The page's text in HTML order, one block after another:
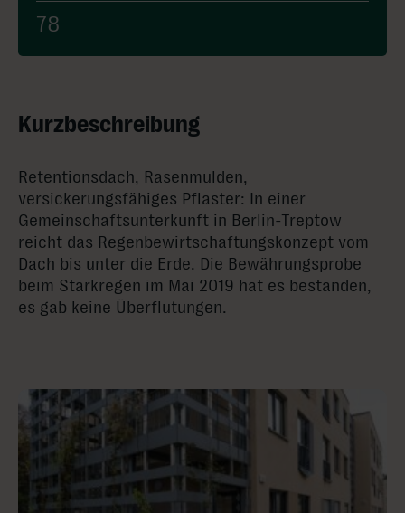
78
Kurzbeschreibung
Retentionsdach, Rasenmulden,
versickerungsfähiges Pflaster: In einer
Gemeinschaftsunterkunft in Berlin-Treptow
reicht das Regenbewirtschaftungskonzept vom
Dach bis unter die Erde. Die Bewährungsprobe
beim Starkregen im Mai 2019 hat es bestanden,
es gab keine Überflutungen.